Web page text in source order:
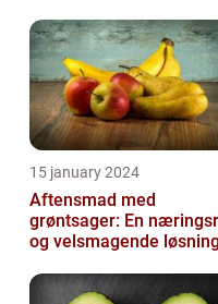
15 january 2024
Aftensmad med
grøntsager: En
og velsmagende